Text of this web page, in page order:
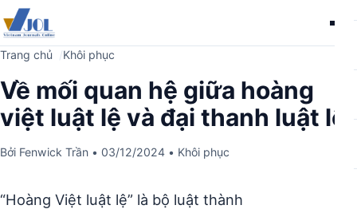
Trang chủ Khôi phục
Về mối quan hệ giữa hoàng
việt luật lệ và đại thanh luật lệ
Bởi Fenwick Trần • 03/12/2024 • Khôi phục
“Hoàng Việt luật lệ” là bộ luật thành